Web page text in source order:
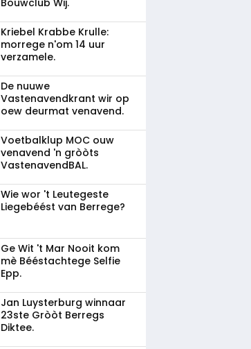
Bouwclub Wij.
Kriebel Krabbe Krulle:
morrege n'om 14 uur
verzamele.
De nuuwe
Vastenavendkrant wir op
oew deurmat venavend.
Voetbalklup MOC ouw
venavend 'n gròòts
VastenavendBAL.
Wie wor 't Leutegeste
Liegebéést van Berrege?
Ge Wit 't Mar Nooit kom
mè Bééstachtege Selfie
Epp.
Jan Luysterburg winnaar
23ste Gròòt Berregs
Diktee.